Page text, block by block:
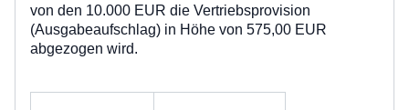
von den 10.000 EUR die Vertriebsprovision
(Ausgabeaufschlag) in Höhe von 575,00 EUR
abgezogen wird.